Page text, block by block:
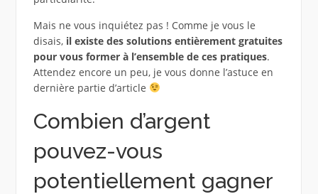
Mais ne vous inquiétez pas ! Comme je vous le
disais,il existe des solutions entièrement gratuites
pour vous former à l’ensemble de ces pratiques.
Attendez encore un peu, je vous donne l’astuce en
dernière partie d’article
Combien d’argent
pouvez-vous
potentiellement gagner